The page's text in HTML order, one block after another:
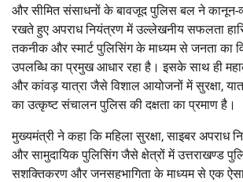
और सीमित संसाधनों के बावजूद पुलिस बल ने कानून-
रखते हुए अपराध नियंत्रण में उल्लेखनीय सफलता
तकनीक और स्मार्ट पुलिसिंग के माध्यम से जनता का
उपलब्धि का प्रमुख आधार रहा है। इसके साथ ही
और कांवड़ यात्रा जैसे विशाल आयोजनों में सुरक्षा,
का उत्कृष्ट संचालन पुलिस की दक्षता का प्रमाण है।
मुख्यमंत्री ने कहा कि महिला सुरक्षा, साइबर अपराध
और सामुदायिक पुलिसिंग जैसे क्षेत्रों में उत्तराखण्ड
सशक्तिकरण और जनसहभागिता के माध्यम से एक